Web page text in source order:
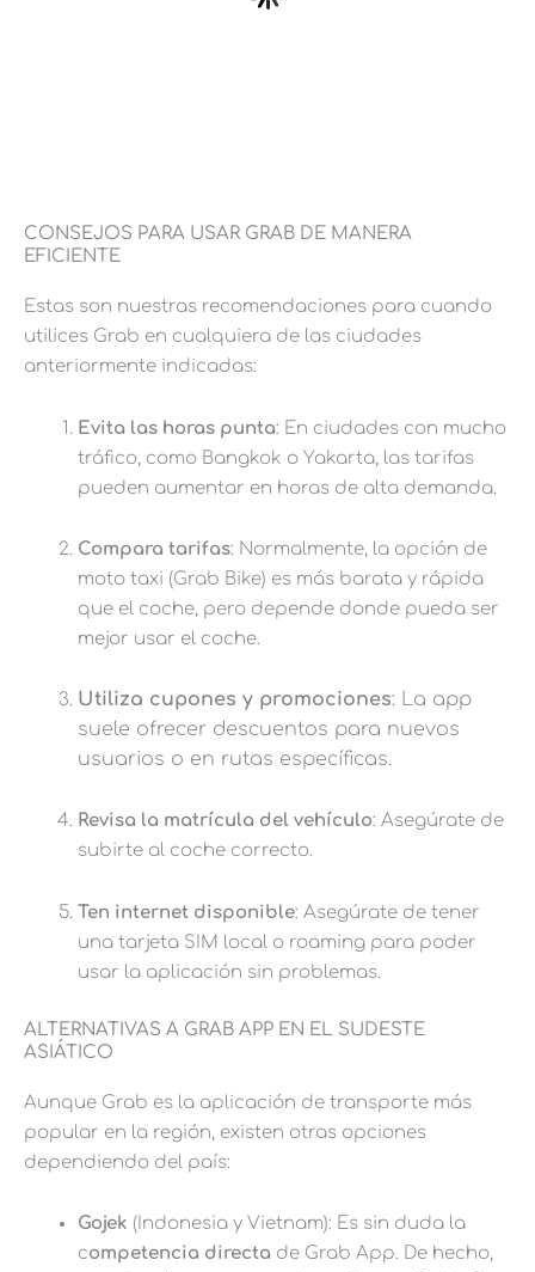
CONSEJOS PARA USAR GRAB DE MANERA
EFICIENTE
Estas son nuestras recomendaciones para cuando
utilices Grab en cualquiera de las ciudades
anteriormente indicadas:
Evita las horas punta: En ciudades con mucho
tráfico, como Bangkok o Yakarta, las tarifas
pueden aumentar en horas de alta demanda.
Compara tarifas: Normalmente, la opción de
moto taxi (Grab Bike) es más barata y rápida
que el coche, pero depende donde pueda ser
mejor usar el coche.
Utiliza cupones y promociones: La app
suele ofrecer descuentos para nuevos
usuarios o en rutas específicas.
Revisa la matrícula del vehículo: Asegúrate de
subirte al coche correcto.
Ten internet disponible: Asegúrate de tener
una tarjeta SIM local o roaming para poder
usar la aplicación sin problemas.
ALTERNATIVAS A GRAB APP EN EL SUDESTE
ASIÁTICO
Aunque Grab es la aplicación de transporte más
popular en la región, existen otras opciones
dependiendo del país:
Gojek (Indonesia y Vietnam): Es sin duda la
competencia directa de Grab App. De hecho,